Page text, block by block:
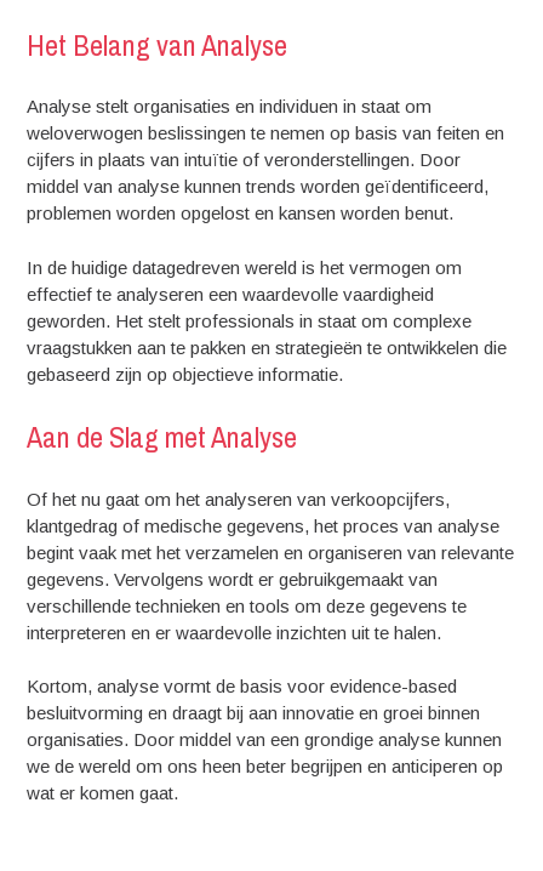
Het Belang van Analyse
Analyse stelt organisaties en individuen in staat om
weloverwogen beslissingen te nemen op basis van feiten en
cijfers in plaats van intuïtie of veronderstellingen. Door
middel van analyse kunnen trends worden geïdentificeerd,
problemen worden opgelost en kansen worden benut.
In de huidige datagedreven wereld is het vermogen om
effectief te analyseren een waardevolle vaardigheid
geworden. Het stelt professionals in staat om complexe
vraagstukken aan te pakken en strategieën te ontwikkelen die
gebaseerd zijn op objectieve informatie.
Aan de Slag met Analyse
Of het nu gaat om het analyseren van verkoopcijfers,
klantgedrag of medische gegevens, het proces van analyse
begint vaak met het verzamelen en organiseren van relevante
gegevens. Vervolgens wordt er gebruikgemaakt van
verschillende technieken en tools om deze gegevens te
interpreteren en er waardevolle inzichten uit te halen.
Kortom, analyse vormt de basis voor evidence-based
besluitvorming en draagt bij aan innovatie en groei binnen
organisaties. Door middel van een grondige analyse kunnen
we de wereld om ons heen beter begrijpen en anticiperen op
wat er komen gaat.